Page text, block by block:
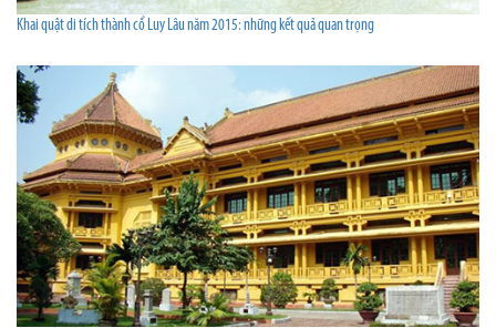
Khai quật di tích thành cổ Luy Lâu năm 2015: những kết quả quan trọng